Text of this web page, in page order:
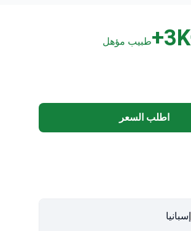
3K+ طبيب مؤهل
اطلب السعر
إسبانيا